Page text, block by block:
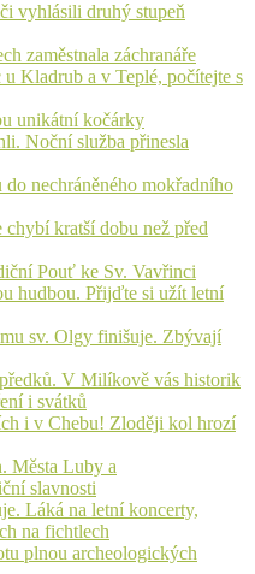
vyhlásili druhý stupeň
zaměstnala záchranáře
Kladrub a v Teplé, počítejte s
unikátní kočárky
Noční služba přinesla
nechráněného mokřadního
kratší dobu než před
Pouť ke Sv. Vavřinci
hudbou. Přijďte si užít letní
sv. Olgy finišuje. Zbývají
V Milíkově vás historik
i svátků
i v Chebu! Zloději kol hrozí
Města Luby a
slavnosti
Láká na letní koncerty,
na fichtlech
plnou archeologických